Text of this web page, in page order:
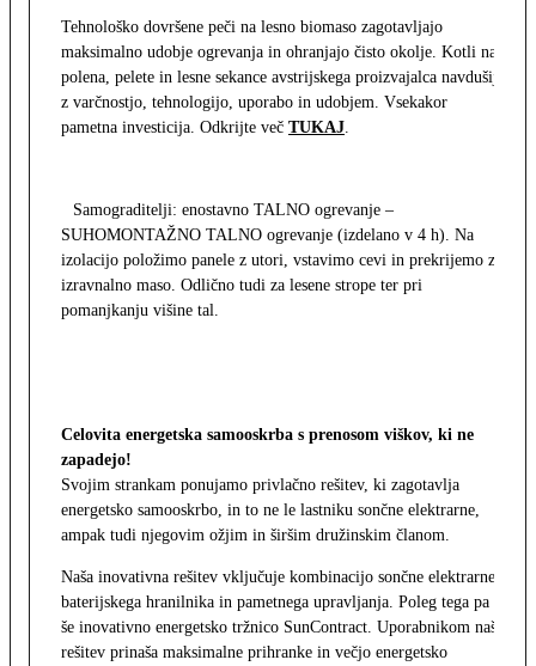
Tehnološko dovršene peči na lesno biomaso zagotavljajo
maksimalno udobje ogrevanja in ohranjajo čisto okolje. Kotli na
polena, pelete in lesne sekance avstrijskega proizvajalca navdušijo
z varčnostjo, tehnologijo, uporabo in udobjem. Vsekakor
pametna investicija. Odkrijte več TUKAJ.
Samograditelji: enostavno TALNO ogrevanje –
SUHOMONTAŽNO TALNO ogrevanje (izdelano v 4 h). Na
izolacijo položimo panele z utori, vstavimo cevi in prekrijemo z
izravnalno maso. Odlično tudi za lesene strope ter pri
pomanjkanju višine tal.
Celovita energetska samooskrba s prenosom viškov, ki ne
zapadejo!
Svojim strankam ponujamo privlačno rešitev, ki zagotavlja
energetsko samooskrbo, in to ne le lastniku sončne elektrarne,
ampak tudi njegovim ožjim in širšim družinskim članom.
Naša inovativna rešitev vključuje kombinacijo sončne elektrarne,
baterijskega hranilnika in pametnega upravljanja. Poleg tega pa
še inovativno energetsko tržnico SunContract. Uporabnikom naša
rešitev prinaša maksimalne prihranke in večjo energetsko